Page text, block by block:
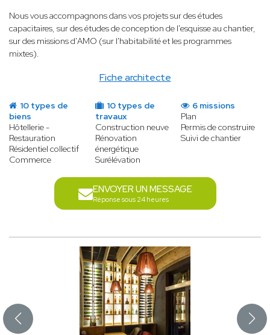
Fiche architecte
Nous vous accompagnons dans vos projets sur des études
capacitaires, sur des études de conception de l'esquisse au chantier,
sur des missions d'AMO (sur l'habitabilité et les programmes
mixtes).
10 types de
biens
Hôtellerie -
Restauration
Résidentiel collectif
Commerce
10 types de
travaux
Construction neuve
Rénovation
énergétique
Surélévation
6 missions
Plan
Permis de construire
Suivi de chantier
ENVOYER UN MESSAGE
Réponse sous 24 heures